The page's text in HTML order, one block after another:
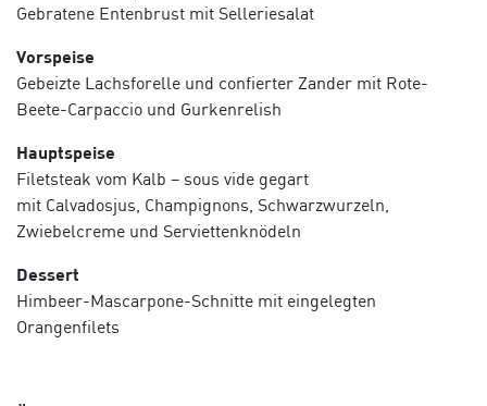
Gebratene Entenbrust mit Selleriesalat
Vorspeise
Gebeizte Lachsforelle und confierter Zander mit Rote-
Beete-Carpaccio und Gurkenrelish
Hauptspeise
Filetsteak vom Kalb – sous vide gegart
mit Calvadosjus, Champignons, Schwarzwurzeln,
Zwiebelcreme und Serviettenknödeln
Dessert
Himbeer-Mascarpone-Schnitte mit eingelegten
Orangenfilets